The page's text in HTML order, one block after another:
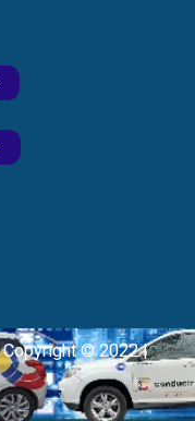
Copyright © 2022 |